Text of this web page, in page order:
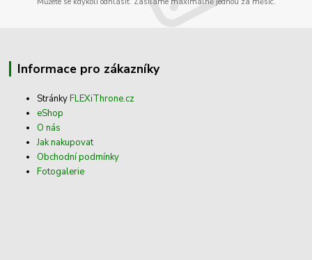
Informace pro zákazníky
StránkyFLEXiThrone.cz
eShop
O nás
Jak nakupovat
Obchodní podmínky
Fotogalerie